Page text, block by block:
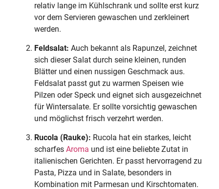
relativ lange im Kühlschrank und sollte erst kurz
vor dem Servieren gewaschen und zerkleinert
werden.
Feldsalat: Auch bekannt als Rapunzel, zeichnet
sich dieser Salat durch seine kleinen, runden
Blätter und einen nussigen Geschmack aus.
Feldsalat passt gut zu warmen Speisen wie
Pilzen oder Speck und eignet sich ausgezeichnet
für Wintersalate. Er sollte vorsichtig gewaschen
und möglichst frisch verzehrt werden.
Rucola (Rauke): Rucola hat ein starkes, leicht
scharfes Aroma und ist eine beliebte Zutat in
italienischen Gerichten. Er passt hervorragend zu
Pasta, Pizza und in Salate, besonders in
Kombination mit Parmesan und Kirschtomaten.